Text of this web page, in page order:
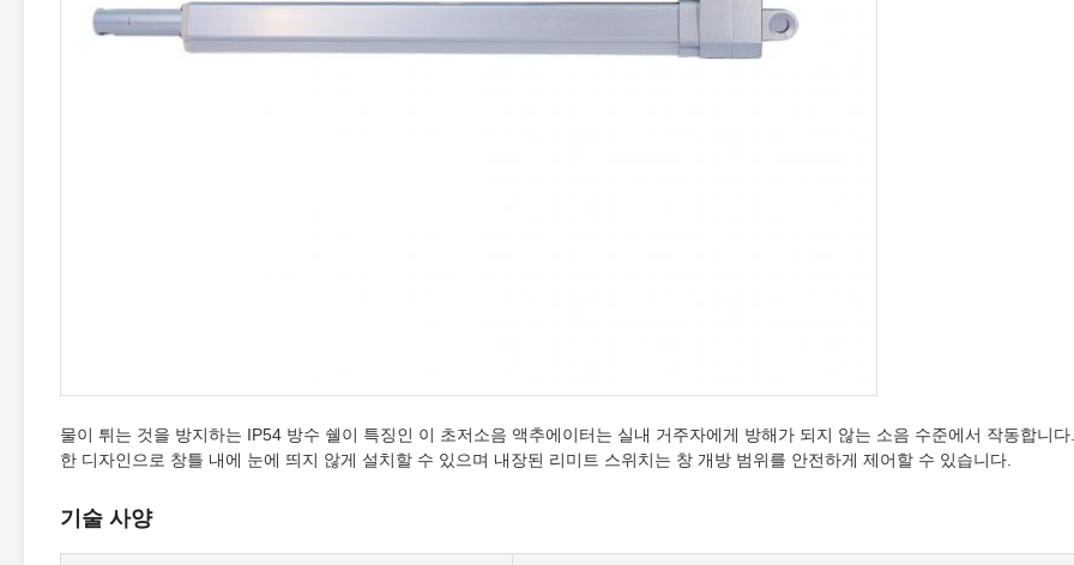
물이 튀는 것을 방지하는 IP54 방수 쉘이 특징인 이 초저소음 액추에이터는 실내 거주자에게 방해가 되지 않는 소음 수준에서 작동합니다
한 디자인으로 창틀 내에 눈에 띄지 않게 설치할 수 있으며 내장된 리미트 스위치는 창 개방 범위를 안전하게 제어할 수 있습니다.
기술 사양